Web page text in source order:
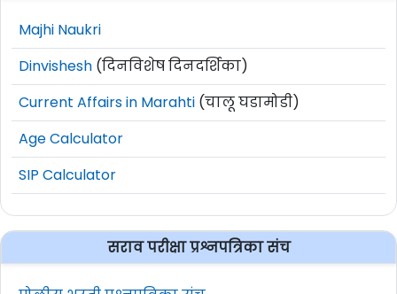
Majhi Naukri
Dinvishesh (दिनविशेष दिनदर्शिका)
Current Affairs in Marahti (चालू घडामोडी)
Age Calculator
SIP Calculator
सराव परीक्षा प्रश्नपत्रिका संच